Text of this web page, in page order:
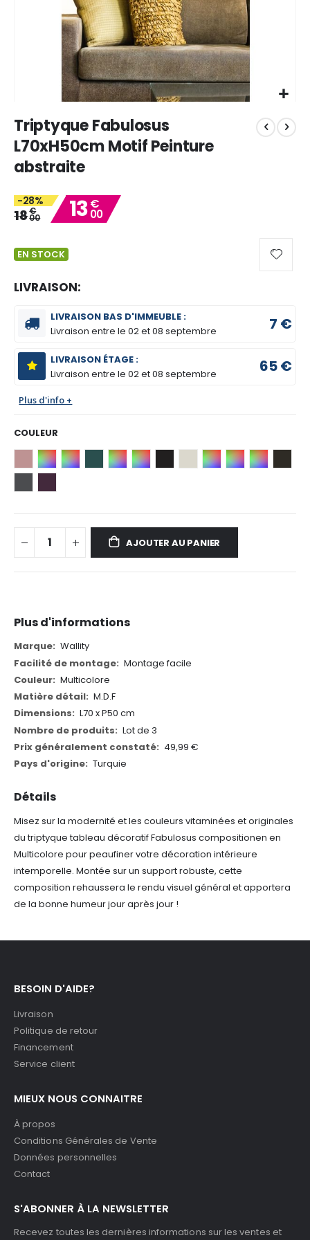
to
the
beginning
of
images
gallery
Triptyque Fabulosus
L70xH50cm Motif Peinture
abstraite
-28%
18€
00 13€
00
EN STOCK
LIVRAISON:
LIVRAISON BAS D'IMMEUBLE :
Livraison entre le02 et 08 septembre 7 €
LIVRAISON ÉTAGE :
Livraison entre le02 et 08 septembre 65 €
Plus d'info +
COULEUR
AJOUTER AU PANIER
Détails
Misez sur la modernité et les couleurs vitaminées et originales
du triptyque tableau décoratif Fabulosus compositionen en
Multicolore pour peaufiner votre décoration intérieure
intemporelle. Montée sur un support robuste, cette
composition rehaussera le rendu visuel général et apportera
de la bonne humeur jour après jour !
Plus d'informations
Plus
d'informations
Wallity
Montage facile
Multicolore
M.D.F
L70 x P50 cm
Lot de 3
49,99 €
Turquie
BESOIN D'AIDE?
Livraison
Politique de retour
Financement
Service client
MIEUX NOUS CONNAITRE
À propos
Conditions Générales de Vente
Données personnelles
Contact
S'ABONNER À LA NEWSLETTER
Recevez toutes les dernières informations sur les ventes et